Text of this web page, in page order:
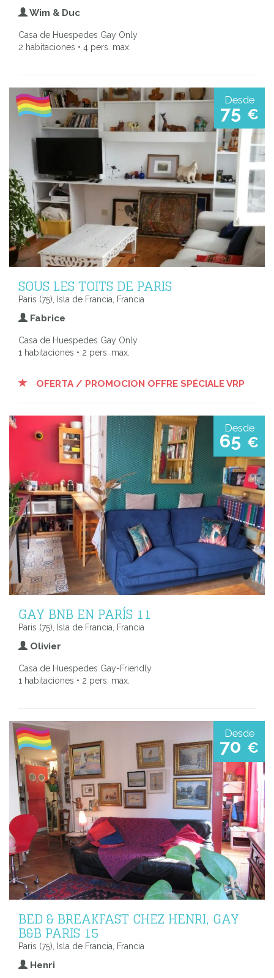
Wim & Duc
Casa de Huespedes Gay Only
2 habitaciones • 4 pers. max.
Desde
75 €
SOUS LES TOITS DE PARIS
Paris (75), Isla de Francia, Francia
Fabrice
Casa de Huespedes Gay Only
1 habitaciones • 2 pers. max.
OFERTA / PROMOCION OFFRE SPÉCIALE VRP
Desde
65 €
GAY BNB EN PARÍS 11
Paris (75), Isla de Francia, Francia
Olivier
Casa de Huespedes Gay-Friendly
1 habitaciones • 2 pers. max.
Desde
70 €
BED & BREAKFAST CHEZ HENRI, GAY
B&B PARIS 15
Paris (75), Isla de Francia, Francia
Henri